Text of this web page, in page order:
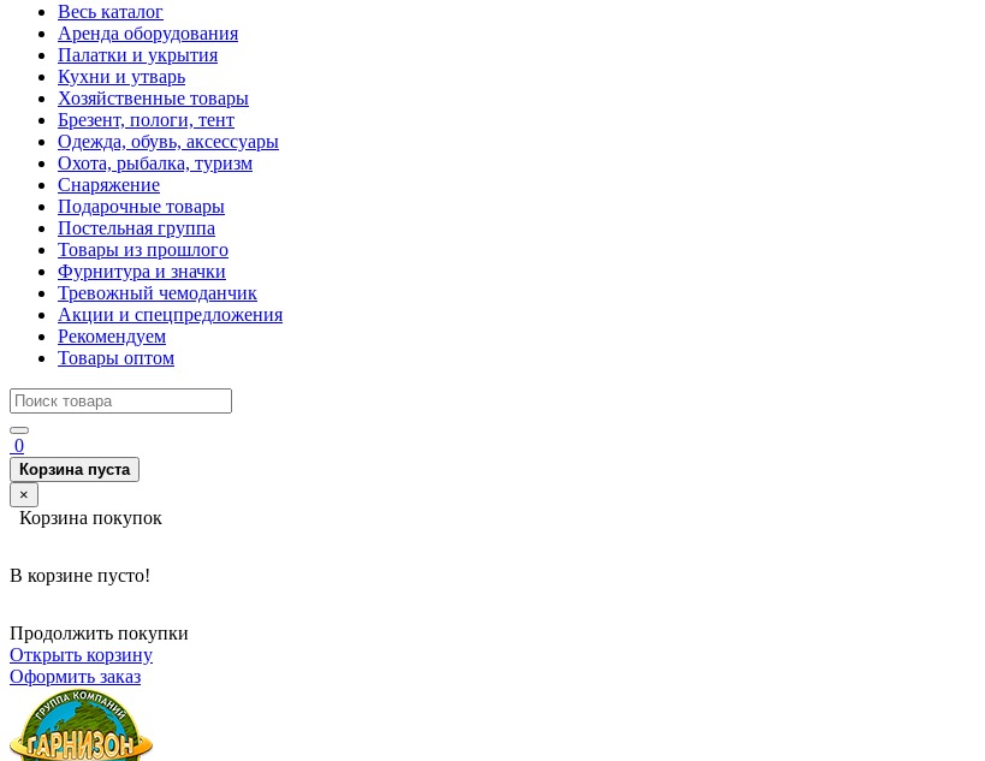
Весь каталог
Аренда оборудования
Палатки и укрытия
Кухни и утварь
Хозяйственные товары
Брезент, пологи, тент
Одежда, обувь, аксессуары
Охота, рыбалка, туризм
Снаряжение
Подарочные товары
Постельная группа
Товары из прошлого
Фурнитура и значки
Тревожный чемоданчик
Акции и спецпредложения
Рекомендуем
Товары оптом
0
Корзина пуста
×
Корзина покупок
В корзине пусто!
Продолжить покупки
Открыть корзину
Оформить заказ